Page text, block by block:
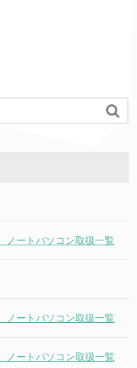

ートパソコン取扱一覧
ートパソコン取扱一覧
ートパソコン取扱一覧